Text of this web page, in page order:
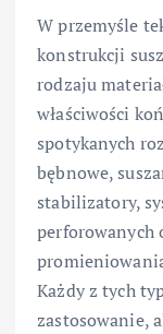
W przemyśle
konstrukcji
rodzaju
właściwości
spotykanych
bębnowe,
stabilizatory,
perforowanych
Każdy z tych
zastosowanie,